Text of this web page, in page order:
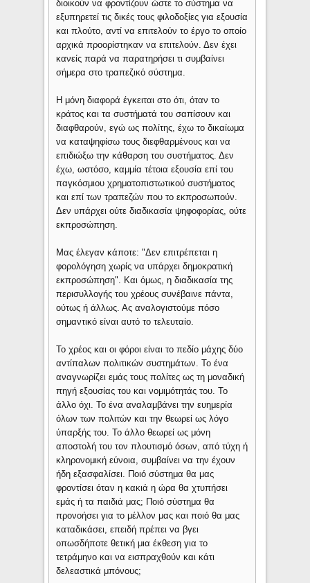
διοικούν να φροντίζουν ώστε το σύστημα να
εξυπηρετεί τις δικές τους φιλοδοξίες για εξουσία
και πλούτο, αντί να επιτελούν το έργο το οποίο
αρχικά προορίστηκαν να επιτελούν. Δεν έχει
κανείς παρά να παρατηρήσει τι συμβαίνει
σήμερα στο τραπεζικό σύστημα.
Η μόνη διαφορά έγκειται στο ότι, όταν το
κράτος και τα συστήματά του σαπίσουν και
διαφθαρούν, εγώ ως πολίτης, έχω το δικαίωμα
να καταψηφίσω τους διεφθαρμένους και να
επιδιώξω την κάθαρση του συστήματος. Δεν
έχω, ωστόσο, καμμία τέτοια εξουσία επί του
παγκόσμιου χρηματοπιστωτικού συστήματος
και επί των τραπεζών που το εκπροσωπούν.
Δεν υπάρχει ούτε διαδικασία ψηφοφορίας, ούτε
εκπροσώπηση.
Μας έλεγαν κάποτε: "Δεν επιτρέπεται η
φορολόγηση χωρίς να υπάρχει δημοκρατική
εκπροσώπηση". Και όμως, η διαδικασία της
περισυλλογής του χρέους συνέβαινε πάντα,
ούτως ή άλλως. Ας αναλογιστούμε πόσο
σημαντικό είναι αυτό το τελευταίο.
Το χρέος και οι φόροι είναι το πεδίο μάχης δύο
αντίπαλων πολιτικών συστημάτων. Το ένα
αναγνωρίζει εμάς τους πολίτες ως τη μοναδική
πηγή εξουσίας του και νομιμότητάς του. Το
άλλο όχι. Το ένα αναλαμβάνει την ευημερία
όλων των πολιτών και την θεωρεί ως λόγο
ύπαρξής του. Το άλλο θεωρεί ως μόνη
αποστολή του τον πλουτισμό όσων, από τύχη ή
κληρονομική εύνοια, συμβαίνει να την έχουν
ήδη εξασφαλίσει. Ποιό σύστημα θα μας
φροντίσει όταν η κακιά η ώρα θα χτυπήσει
εμάς ή τα παιδιά μας; Ποιό σύστημα θα
προνοήσει για το μέλλον μας και ποιό θα μας
καταδικάσει, επειδή πρέπει να βγει
οπωσδήποτε θετική μια έκθεση για το
τετράμηνο και να εισπραχθούν και κάτι
δελεαστικά μπόνους;